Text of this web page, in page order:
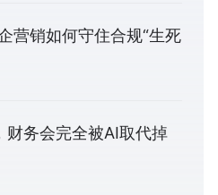
营销如何守住合规“生死
财务会完全被AI取代掉